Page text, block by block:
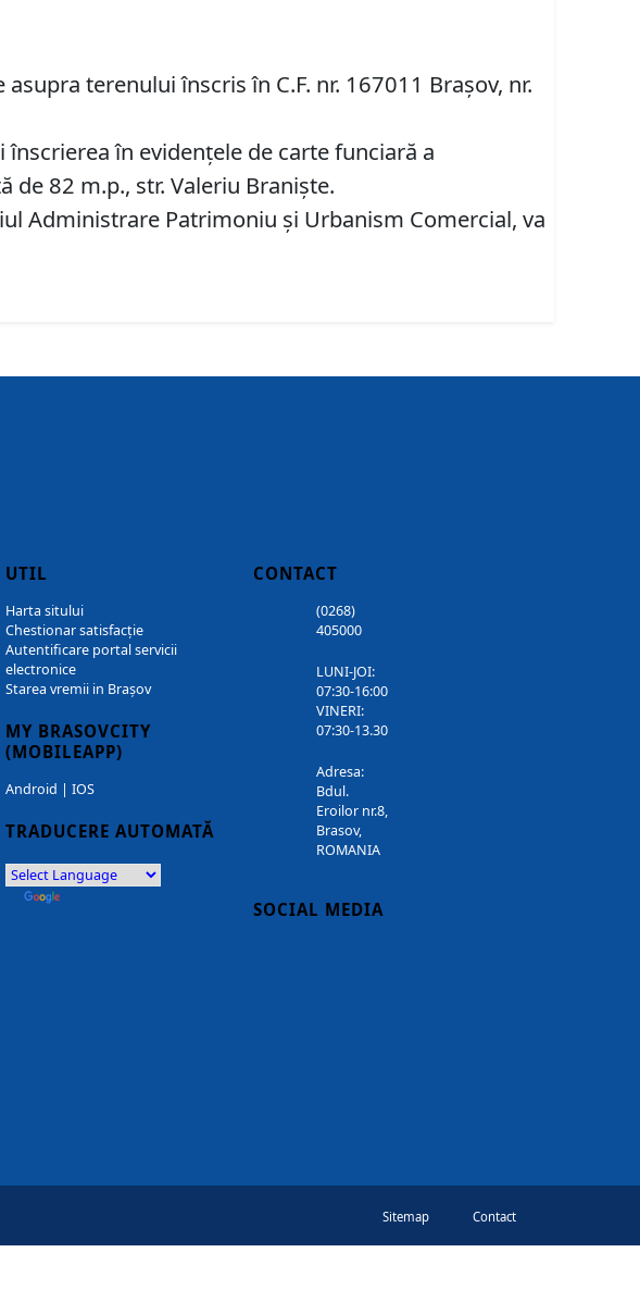
terenului înscris în C.F. nr. 167011 Brașov, nr.
în evidenţele de carte funciară a
de 82 m.p., str. Valeriu Braniște.
Administrare Patrimoniu şi Urbanism Comercial, va
UTIL
Harta sitului
Chestionar satisfacție
Autentificare portal servicii
electronice
Starea vremii in Brașov
MY BRASOVCITY
(MOBILEAPP)
Android | IOS
TRADUCERE AUTOMATĂ
CONTACT
(0268)
405000
LUNI-JOI:
07:30-16:00
VINERI:
07:30-13.30
Adresa:
Bdul.
Eroilor nr.8,
Brasov,
ROMANIA
SOCIAL MEDIA
Sitemap Contact